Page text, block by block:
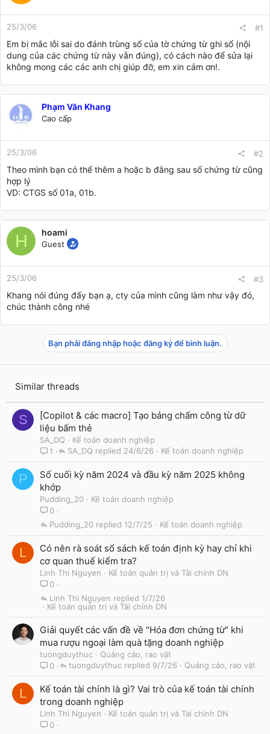
25/3/06 #1
Em bị mắc lỗi sai do đánh trùng số của tờ chứng từ ghi sổ (nội
dung của các chứng từ này vẫn đúng), có cách nào để sửa lại
không mong các các anh chị giúp đỡ, em xin cảm ơn!.
Phạm Văn Khang
Cao cấp
25/3/06 #2
Theo mình bạn có thể thêm a hoặc b đằng sau số chứng từ cũng
hợp lý
VD: CTGS số 01a, 01b.
H hoami
Guest
25/3/06 #3
Khang nói đúng đấy bạn ạ, cty của mình cũng làm như vậy đó,
chúc thành công nhé
Bạn phải đăng nhập hoặc đăng ký để bình luận.
Similar threads
S
[Copilot & các macro] Tạo bảng chấm công từ dữ
liệu bấm thẻ
SA_DQ
Kế toán doanh nghiệp
1
Kế toán doanh nghiệp
24/6/26
SA_DQ
P
Số cuối kỳ năm 2024 và đầu kỳ năm 2025 không
khớp
Pudding_20
Kế toán doanh nghiệp
0
Kế toán doanh nghiệp
12/7/25
Pudding_20
L
Có nên rà soát sổ sách kế toán định kỳ hay chỉ khi
cơ quan thuế kiểm tra?
Linh Thi Nguyen
Kế toán quản trị và Tài chính DN
0
Kế toán quản trị và Tài chính DN
1/7/26
Linh Thi Nguyen
Giải quyết các vấn đề về "Hóa đơn chứng từ" khi
mua rượu ngoại làm quà tặng doanh nghiệp
tuongduythuc
Quảng cáo, rao vặt
0
Quảng cáo, rao vặt
9/7/26
tuongduythuc
L
Kế toán tài chính là gì? Vai trò của kế toán tài chính
trong doanh nghiệp
Linh Thi Nguyen
Kế toán quản trị và Tài chính DN
0